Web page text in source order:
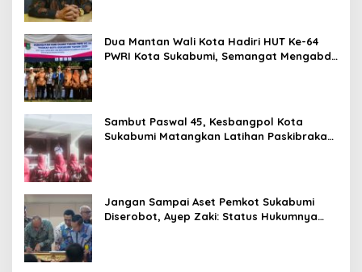
Dua Mantan Wali Kota Hadiri HUT Ke-64
PWRI Kota Sukabumi, Semangat Mengabdi
Sambut Paswal 45, Kesbangpol Kota
Sukabumi Matangkan Latihan Paskibraka
Jangan Sampai Aset Pemkot Sukabumi
Diserobot, Ayep Zaki: Status Hukumnya